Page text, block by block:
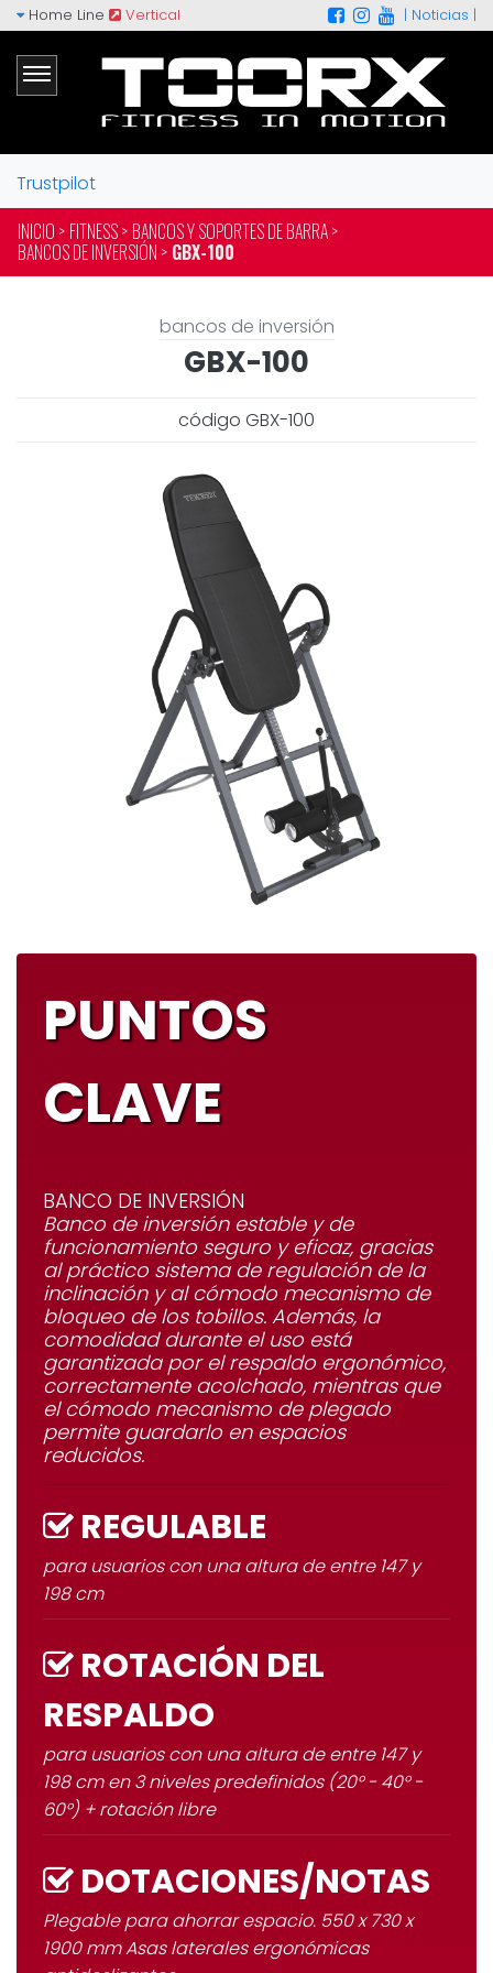
Home Line Vertical | Noticias |
Trustpilot
INICIO > FITNESS > BANCOS Y SOPORTES DE BARRA >
BANCOS DE INVERSIÓN > GBX-100
bancos de inversión
GBX-100
código GBX-100
PUNTOS
CLAVE
BANCO DE INVERSIÓN
Banco de inversión estable y de
funcionamiento seguro y eficaz, gracias
al práctico sistema de regulación de la
inclinación y al cómodo mecanismo de
bloqueo de los tobillos. Además, la
comodidad durante el uso está
garantizada por el respaldo ergonómico,
correctamente acolchado, mientras que
el cómodo mecanismo de plegado
permite guardarlo en espacios
reducidos.
REGULABLE
para usuarios con una altura de entre 147 y
198 cm
ROTACIÓN DEL
RESPALDO
para usuarios con una altura de entre 147 y
198 cm en 3 niveles predefinidos (20° - 40° -
60°) + rotación libre
DOTACIONES/NOTAS
Plegable para ahorrar espacio. 550 x 730 x
1900 mm Asas laterales ergonómicas